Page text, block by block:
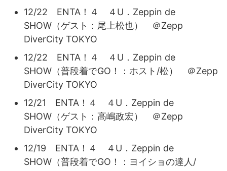
12/22 ENTA！４ ４U．Zeppin de
SHOW（ゲスト：尾上松也） ＠Zepp
DiverCity TOKYO
12/22 ENTA！４ ４U．Zeppin de
SHOW（普段着でGO！：ホスト/松） ＠Zepp
DiverCity TOKYO
12/21 ENTA！４ ４U．Zeppin de
SHOW（ゲスト：高嶋政宏） ＠Zepp
DiverCity TOKYO
12/19 ENTA！４ ４U．Zeppin de
SHOW（普段着でGO！：ヨイショの達人/